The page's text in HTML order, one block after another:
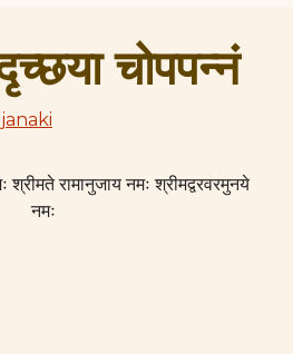
चोपपन्नं
janaki
रामानुजाय नमः श्रीमद्वरवरमुनये
नमः